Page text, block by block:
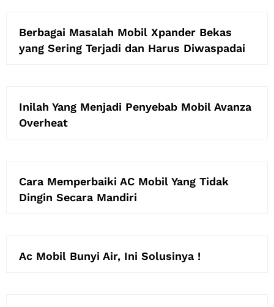
Berbagai Masalah Mobil Xpander Bekas
yang Sering Terjadi dan Harus Diwaspadai
Inilah Yang Menjadi Penyebab Mobil Avanza
Overheat
Cara Memperbaiki AC Mobil Yang Tidak
Dingin Secara Mandiri
Ac Mobil Bunyi Air, Ini Solusinya !